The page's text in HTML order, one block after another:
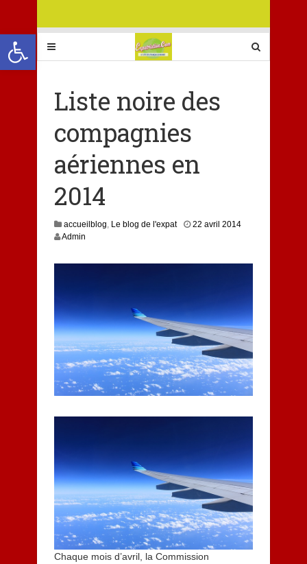
Ouvrir la barre d’outils
Liste noire des
compagnies
aériennes en
2014
accueilblog, Le blog de l'expat 22 avril 20142
0
1
4
Admin
Chaque mois d’avril, la Commission